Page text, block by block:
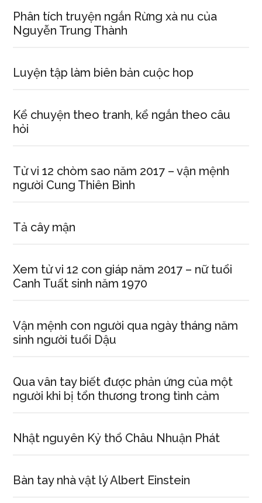
Phân tích truyện ngắn Rừng xà nu của
Nguyễn Trung Thành
Luyện tập làm biên bản cuộc hop
Kể chuyện theo tranh, kể ngắn theo câu
hỏi
Tử vi 12 chòm sao năm 2017 – vận mệnh
người Cung Thiên Bình
Tả cây mận
Xem tử vi 12 con giáp năm 2017 – nữ tuổi
Canh Tuất sinh năm 1970
Vận mệnh con người qua ngày tháng năm
sinh người tuổi Dậu
Qua vân tay biết được phản ứng của một
người khi bị tổn thương trong tình cảm
Nhật nguyên Kỷ thổ Châu Nhuận Phát
Bàn tay nhà vật lý Albert Einstein